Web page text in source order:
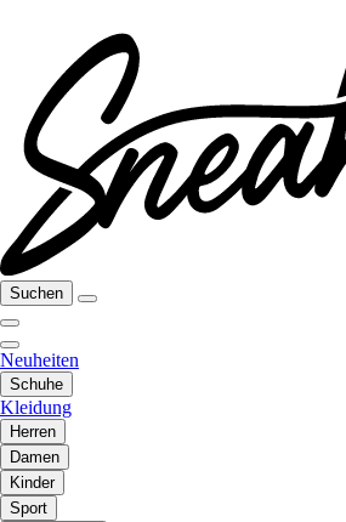
Suchen
Neuheiten
Schuhe
Kleidung
Herren
Damen
Kinder
Sport